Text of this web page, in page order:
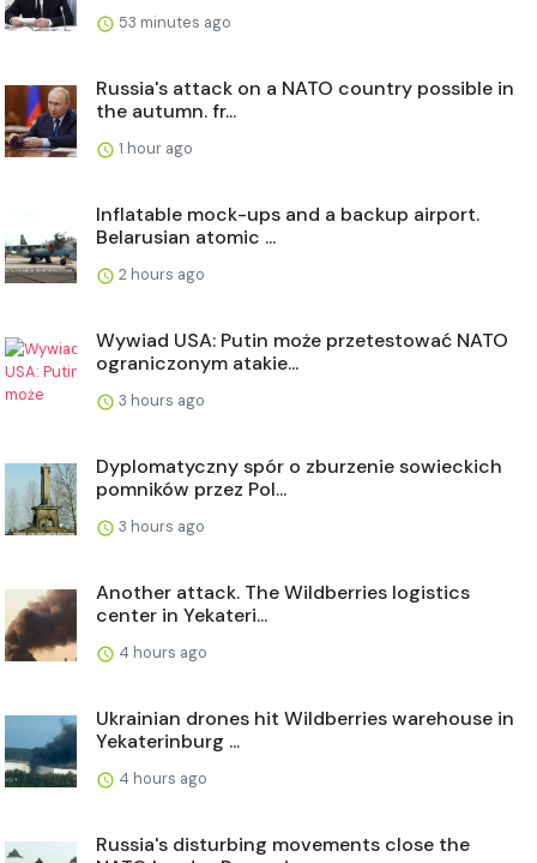
53 minutes ago
Russia's attack on a NATO country possible in
the autumn. fr...
1 hour ago
Inflatable mock-ups and a backup airport.
Belarusian atomic ...
2 hours ago
Wywiad USA: Putin może przetestować NATO
ograniczonym atakie...
3 hours ago
Dyplomatyczny spór o zburzenie sowieckich
pomników przez Pol...
3 hours ago
Another attack. The Wildberries logistics
center in Yekateri...
4 hours ago
Ukrainian drones hit Wildberries warehouse in
Yekaterinburg ...
4 hours ago
Russia's disturbing movements close the